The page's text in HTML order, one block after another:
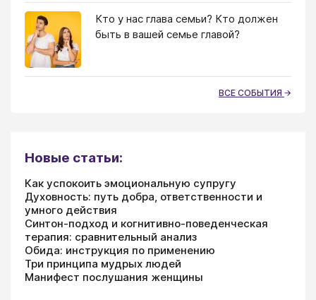
Кто у нас глава семьи? Кто должен
быть в вашей семье главой?
ВСЕ СОБЫТИЯ
Новые статьи:
Как успокоить эмоциональную супругу
Духовность: путь добра, ответственности и
умного действия
Синтон-подход и когнитивно-поведенческая
терапия: сравнительный анализ
Обида: инструкция по применению
Три принципа мудрых людей
Манифест послушания женщины